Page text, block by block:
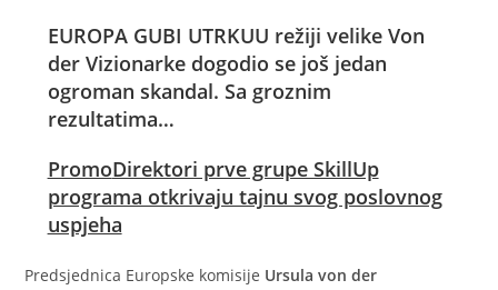
EUROPA GUBI UTRKUU režiji velike Von
der Vizionarke dogodio se još jedan
ogroman skandal. Sa groznim
rezultatima…
PromoDirektori prve grupe SkillUp
programa otkrivaju tajnu svog poslovnog
uspjeha
Predsjednica Europske komisije Ursula von der